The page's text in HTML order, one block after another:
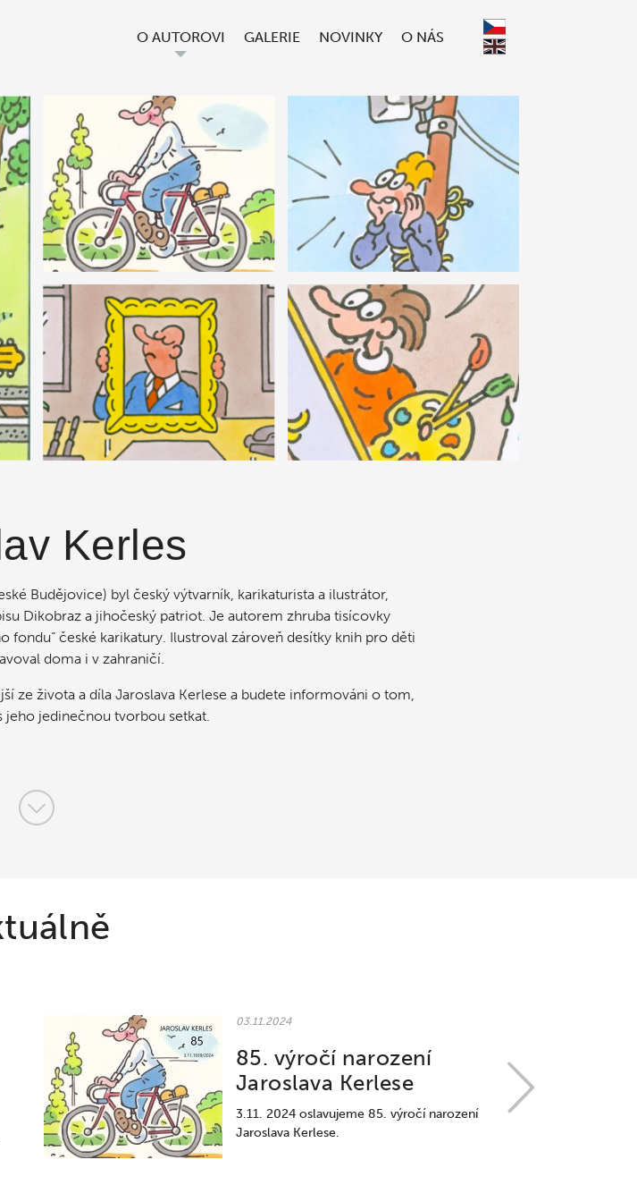
O AUTOROVI GALERIE NOVINKY O NÁS
Kerles
Budějovice) byl český výtvarník, karikaturista a ilustrátor,
Dikobraz a jihočeský patriot. Je autorem zhruba tisícovky
fondu“ české karikatury. Ilustroval zároveň desítky knih pro děti
doma i v zahraničí.
ze života a díla Jaroslava Kerlese a budete informováni o tom,
jeho jedinečnou tvorbou setkat.
03.11.2024
85. výročí narození
Jaroslava Kerlese
3.11. 2024 oslavujeme 85. výročí narození
Jaroslava Kerlese.